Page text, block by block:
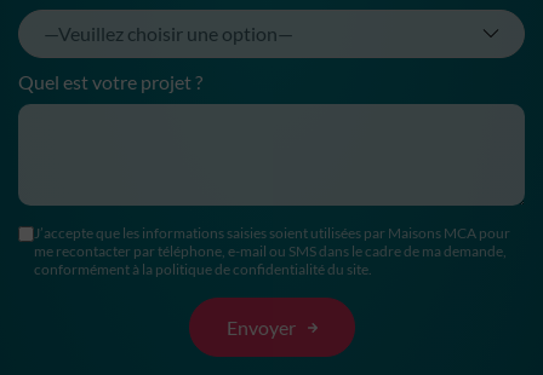
Quel est votre projet ?
J’accepte que les informations saisies soient utilisées par Maisons MCA pour
me recontacter par téléphone, e-mail ou SMS dans le cadre de ma demande,
conformément à la politique de confidentialité du site.